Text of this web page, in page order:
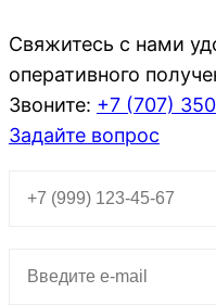
Свяжитесь с нами
оперативного
Звоните: +7 (707)
Задайте вопрос